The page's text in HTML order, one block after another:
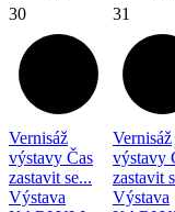
30
Vernisáž
výstavy Čas
zastavit se...
Výstava
31
Vernisáž
výstavy
zastavit
Výstava